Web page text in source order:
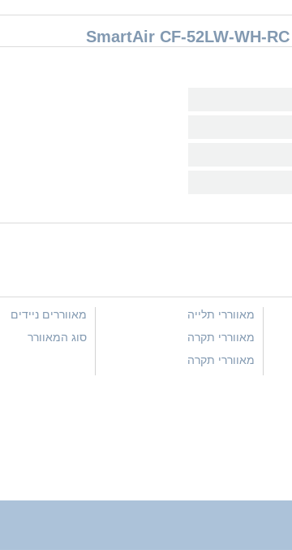
מאווררי תלייה
מאווררי תקרה
מאווררי תקרה
מאווררים ניידים
סוג המאוורר